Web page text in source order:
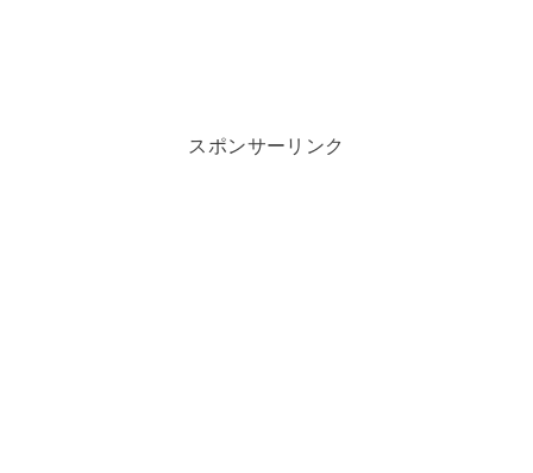
スポンサーリンク